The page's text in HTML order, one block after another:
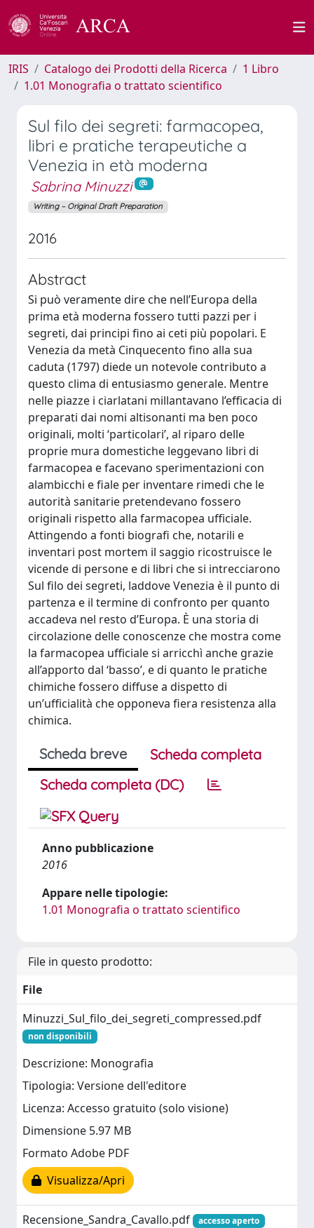
IRIS Catalogo dei Prodotti della Ricerca
1 Libro
1.01 Monografia o trattato scientifico
Sul filo dei segreti: farmacopea,
libri e pratiche terapeutiche a
Venezia in età moderna
Sabrina Minuzzi
Writing – Original Draft Preparation
2016
Abstract
Si può veramente dire che nell’Europa della
prima età moderna fossero tutti pazzi per i
segreti, dai principi fino ai ceti più popolari. E
Venezia da metà Cinquecento fino alla sua
caduta (1797) diede un notevole contributo a
questo clima di entusiasmo generale. Mentre
nelle piazze i ciarlatani millantavano l’efficacia di
preparati dai nomi altisonanti ma ben poco
originali, molti ‘particolari’, al riparo delle
proprie mura domestiche leggevano libri di
farmacopea e facevano sperimentazioni con
alambicchi e fiale per inventare rimedi che le
autorità sanitarie pretendevano fossero
originali rispetto alla farmacopea ufficiale.
Attingendo a fonti biografi che, notarili e
inventari post mortem il saggio ricostruisce le
vicende di persone e di libri che si intrecciarono
Sul filo dei segreti, laddove Venezia è il punto di
partenza e il termine di confronto per quanto
accadeva nel resto d’Europa. È una storia di
circolazione delle conoscenze che mostra come
la farmacopea ufficiale si arricchì anche grazie
all’apporto dal ‘basso’, e di quanto le pratiche
chimiche fossero diffuse a dispetto di
un’ufficialità che opponeva fiera resistenza alla
chimica.
Scheda breve
Scheda completa
Scheda completa (DC)
Anno pubblicazione
2016
Appare nelle tipologie:
1.01 Monografia o trattato scientifico
File in questo prodotto:
File
Minuzzi_Sul_filo_dei_segreti_compressed.pdf
non disponibili
Descrizione: Monografia
Tipologia: Versione dell'editore
Licenza: Accesso gratuito (solo visione)
Dimensione 5.97 MB
Formato Adobe PDF
Visualizza/Apri
Recensione_Sandra_Cavallo.pdf accesso aperto